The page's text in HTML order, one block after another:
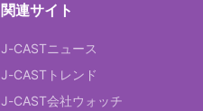
関連サイト
J-CASTニュース
J-CASTトレンド
J-CAST会社ウォッチ